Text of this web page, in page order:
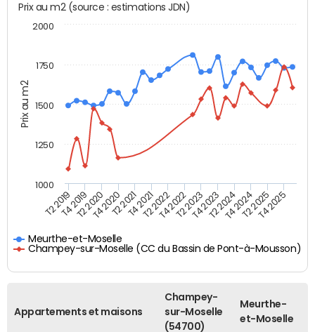
Prix au m2
Prix au m2 (source : estimations JDN)
Meurthe-et-Moselle
Champey-sur-Moselle (CC du Bassin de Pont-à-Mousson)
T2 2019T4 2019T2 2020T4 2020T2 2021T4 2021T2 2022T4 2022T2 2023T4 2023T2 2024T4 2024T2 2025T4 2025
1000
2000
1250
1500
1750
Appartements et maisons
Champey-
sur-Moselle
(54700)
Meurthe-
et-Moselle